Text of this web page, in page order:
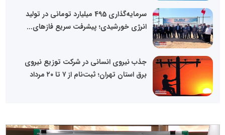
سرمایه‌گذاری 495 میلیارد تومانی در تولید
انرژی خورشیدی؛ پیشرفت سریع فازهای...
جذب نیروی انسانی در شرکت توزیع نیروی
برق استان تهران؛ ثبت‌نام از ۷ تا ۲۰ مرداد